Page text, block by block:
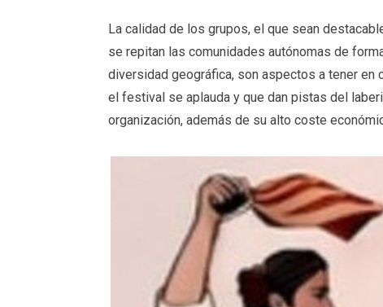
La calidad de los grupos, el que sean
se repitan las comunidades autónomas de
diversidad geográfica, son aspectos a tener en
el festival se aplauda y que dan pistas del
organización, además de su alto coste